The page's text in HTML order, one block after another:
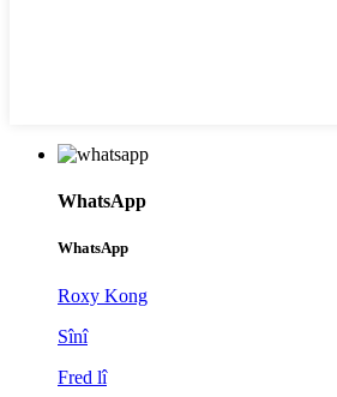
WhatsApp
WhatsApp
Roxy Kong
Sînî
Fred lî